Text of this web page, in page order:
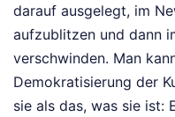
darauf ausgelegt, im
aufzublitzen und dann
verschwinden. Man
Demokratisierung der
sie als das, was sie ist: